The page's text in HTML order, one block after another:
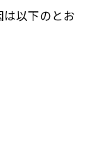
以下のとお